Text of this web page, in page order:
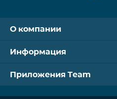
О компании
Информация
Приложения Team